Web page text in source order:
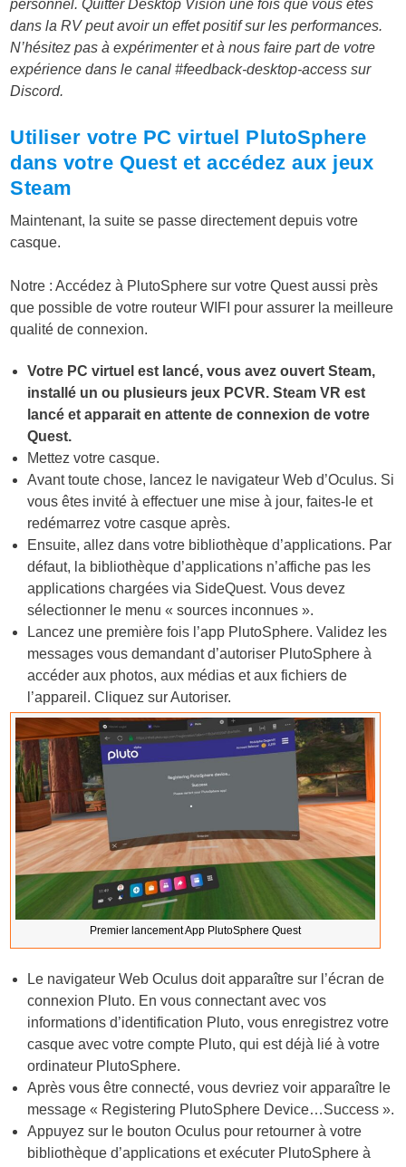
personnel. Quitter Desktop Vision une fois que vous êtes
dans la RV peut avoir un effet positif sur les performances.
N’hésitez pas à expérimenter et à nous faire part de votre
expérience dans le canal #feedback-desktop-access sur
Discord.
Utiliser votre PC virtuel PlutoSphere
dans votre Quest et accédez aux jeux
Steam
Maintenant, la suite se passe directement depuis votre
casque.
Notre : Accédez à PlutoSphere sur votre Quest aussi près
que possible de votre routeur WIFI pour assurer la meilleure
qualité de connexion.
Votre PC virtuel est lancé, vous avez ouvert Steam,
installé un ou plusieurs jeux PCVR. Steam VR est
lancé et apparait en attente de connexion de votre
Quest.
Mettez votre casque.
Avant toute chose, lancez le navigateur Web d’Oculus. Si
vous êtes invité à effectuer une mise à jour, faites-le et
redémarrez votre casque après.
Ensuite, allez dans votre bibliothèque d’applications. Par
défaut, la bibliothèque d’applications n’affiche pas les
applications chargées via SideQuest. Vous devez
sélectionner le menu « sources inconnues ».
Lancez une première fois l’app PlutoSphere. Validez les
messages vous demandant d’autoriser PlutoSphere à
accéder aux photos, aux médias et aux fichiers de
l’appareil. Cliquez sur Autoriser.
Premier lancement App PlutoSphere Quest
Le navigateur Web Oculus doit apparaître sur l’écran de
connexion Pluto. En vous connectant avec vos
informations d’identification Pluto, vous enregistrez votre
casque avec votre compte Pluto, qui est déjà lié à votre
ordinateur PlutoSphere.
Après vous être connecté, vous devriez voir apparaître le
message « Registering PlutoSphere Device…Success ».
Appuyez sur le bouton Oculus pour retourner à votre
bibliothèque d’applications et exécuter PlutoSphere à